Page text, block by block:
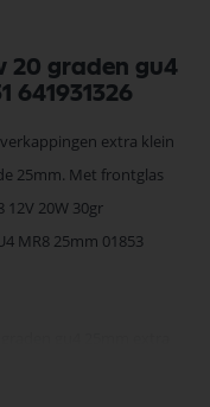
20 graden gu4
641931326
extra klein
25mm. Met frontglas
12V 20W 30gr
MR8 25mm 01853
en scherpe prijzen.